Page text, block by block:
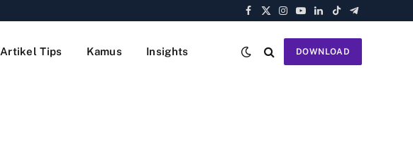
Facebook
X
Instagram
YouTube
LinkedIn
TikTokTelegram
Artikel Tips Kamus Insights DOWNLOAD